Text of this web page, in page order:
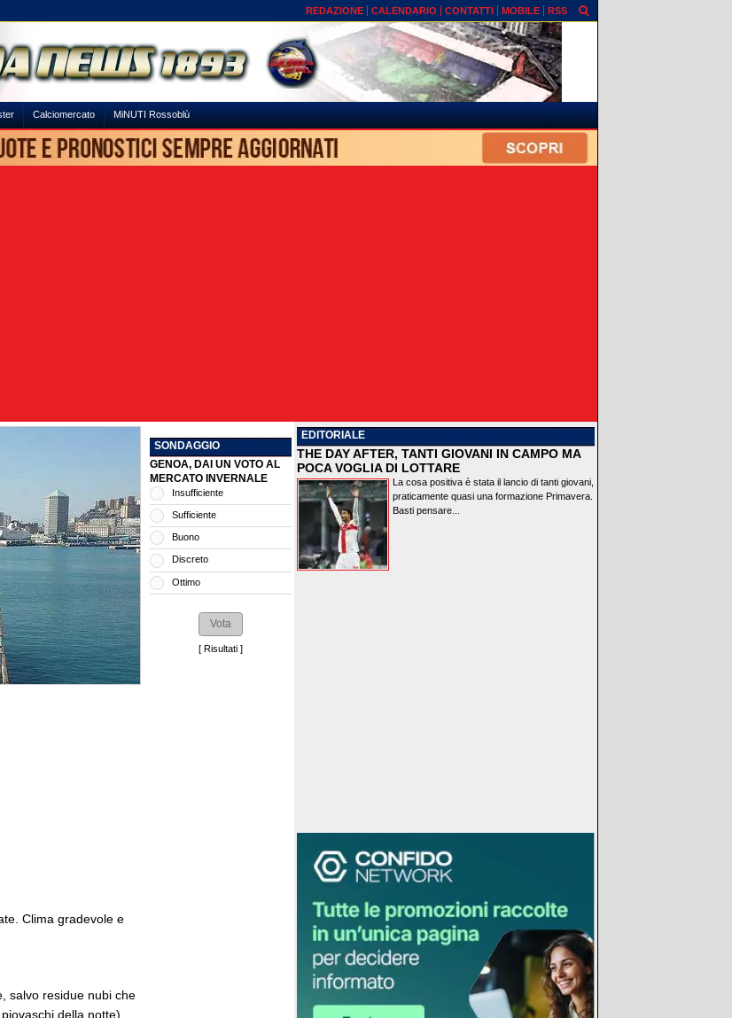
REDAZIONE CALENDARIO CONTATTI MOBILE RSS
Calciomercato MiNUTI Rossoblù
Clima gradevole e
salvo residue nubi che
della notte).
SONDAGGIO
GENOA, DAI UN VOTO AL
MERCATO INVERNALE
Insufficiente
Sufficiente
Buono
Discreto
Ottimo
[ Risultati ]
EDITORIALE
THE DAY AFTER, TANTI GIOVANI IN CAMPO MA
POCA VOGLIA DI LOTTARE
La cosa positiva è stata il lancio di tanti giovani,
praticamente quasi una formazione Primavera.
Basti pensare...